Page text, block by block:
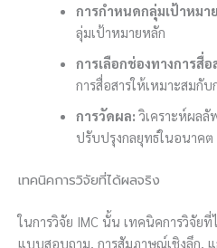
การกำหนดกลุ่มเป้าหมา
ลุ่มเป้าหมายหลัก
การเลือกช่องทางการสื่อ
การสื่อสารให้เหมาะสมกั
การวัดผล: วิเคราะห์ผลลั
ปรับปรุงกลยุทธ์ในอนาคต
เทคนิคการวิจัยที่ได้ผลจริง
ในการวิจัย IMC นั้น เทคนิคการวิจัยที่
แบบสอบถาม, การสัมภาษณ์เชิงลึก, แ